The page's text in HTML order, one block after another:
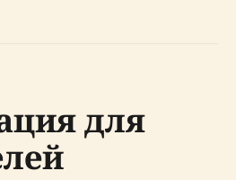
для